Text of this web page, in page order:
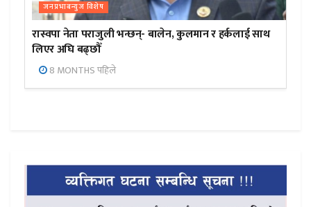
जनप्रभाबन्युज विशेष
रास्वपा नेता पराजुली भन्छन्- बालेन, कुलमान र हर्कलाई साथ
लिएर अघि बढ्छौँ
8 MONTHS पहिले